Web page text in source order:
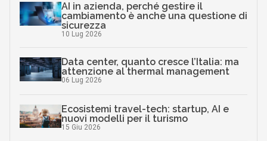
AI in azienda, perché gestire il
cambiamento è anche una questione di
sicurezza
10 Lug 2026
Data center, quanto cresce l’Italia: ma
attenzione al thermal management
06 Lug 2026
Ecosistemi travel-tech: startup, AI e
nuovi modelli per il turismo
15 Giu 2026